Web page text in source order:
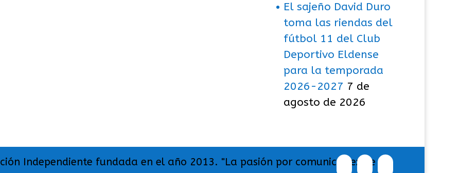
El sajeño David Duro
toma las riendas del
fútbol 11 del Club
Deportivo Eldense
para la temporada
2026-2027 7 de
agosto de 2026
Independiente fundada en el año 2013. "La pasión por comunicar exige